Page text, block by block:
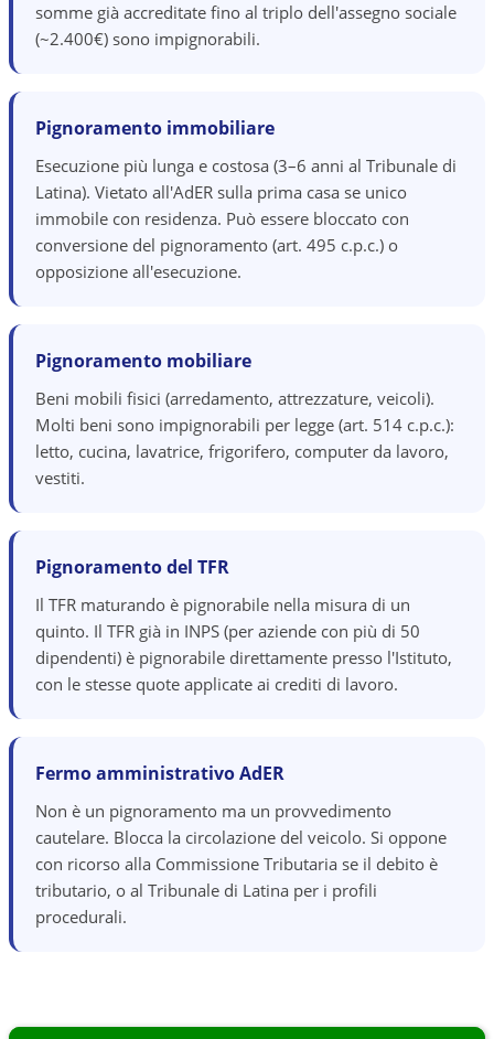
somme già accreditate fino al triplo dell'assegno sociale
(~2.400€) sono impignorabili.
Pignoramento immobiliare
Esecuzione più lunga e costosa (3–6 anni al Tribunale di
Latina). Vietato all'AdER sulla prima casa se unico
immobile con residenza. Può essere bloccato con
conversione del pignoramento (art. 495 c.p.c.) o
opposizione all'esecuzione.
Pignoramento mobiliare
Beni mobili fisici (arredamento, attrezzature, veicoli).
Molti beni sono impignorabili per legge (art. 514 c.p.c.):
letto, cucina, lavatrice, frigorifero, computer da lavoro,
vestiti.
Pignoramento del TFR
Il TFR maturando è pignorabile nella misura di un
quinto. Il TFR già in INPS (per aziende con più di 50
dipendenti) è pignorabile direttamente presso l'Istituto,
con le stesse quote applicate ai crediti di lavoro.
Fermo amministrativo AdER
Non è un pignoramento ma un provvedimento
cautelare. Blocca la circolazione del veicolo. Si oppone
con ricorso alla Commissione Tributaria se il debito è
tributario, o al Tribunale di Latina per i profili
procedurali.